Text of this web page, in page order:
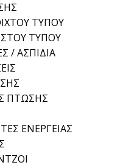
ΤΥΠΟΥ
ΤΥΠΟΥ
/ ΑΣΠΙΔΙΑ
ΠΤΩΣΗΣ
ΕΝΕΡΓΕΙΑΣ